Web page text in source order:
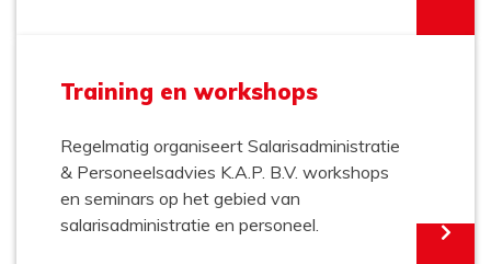
Training en workshops
Regelmatig organiseert Salarisadministratie
& Personeelsadvies K.A.P. B.V. workshops
en seminars op het gebied van
salarisadministratie en personeel.